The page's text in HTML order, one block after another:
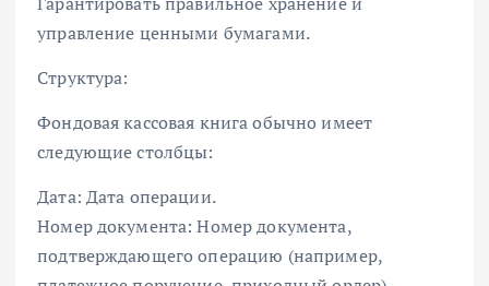
управление ценными бумагами.
Структура:
Фондовая кассовая книга обычно имеет
следующие столбцы:
Дата: Дата операции.
Номер документа: Номер документа,
подтверждающего операцию (например,